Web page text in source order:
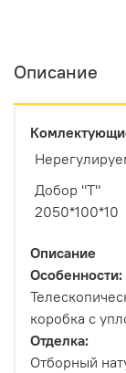
Описание
Добор "Т"
2050*100*10
Описание
Особенности:
коробка с
Отделка:
Отборный